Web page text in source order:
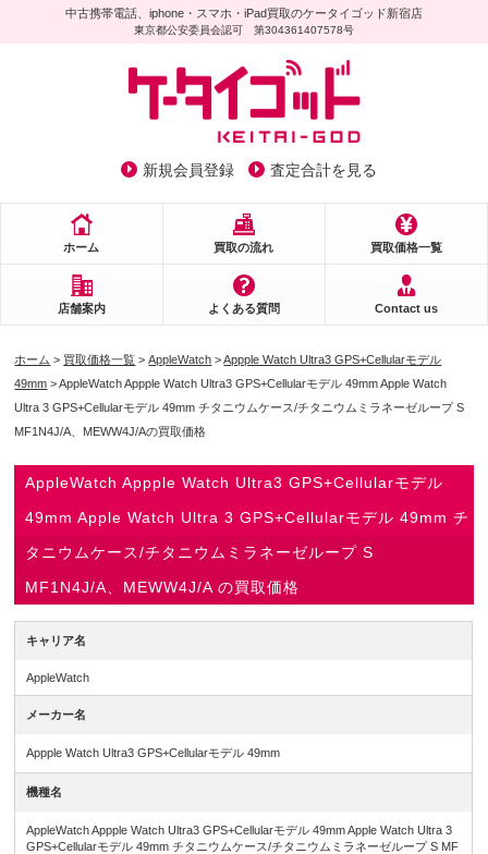
中古携帯電話、iphone・スマホ・iPad買取のケータイゴッド新宿店
東京都公安委員会認可 第304361407578号
新規会員登録 査定合計を見る
ホーム 買取の流れ 買取価格一覧
店舗案内 よくある質問 Contact us
ホーム > 買取価格一覧 >AppleWatch >Appple Watch Ultra3 GPS+Cellularモデル
49mm > AppleWatch Appple Watch Ultra3 GPS+Cellularモデル 49mm Apple Watch
Ultra 3 GPS+Cellularモデル 49mm チタニウムケース/チタニウムミラネーゼループ S
MF1N4J/A、MEWW4J/Aの買取価格
AppleWatch Appple Watch Ultra3 GPS+Cellularモデル
49mm Apple Watch Ultra 3 GPS+Cellularモデル 49mm チ
タニウムケース/チタニウムミラネーゼループ S
MF1N4J/A、MEWW4J/A の買取価格
キャリア名
AppleWatch
メーカー名
Appple Watch Ultra3 GPS+Cellularモデル 49mm
機種名
AppleWatch Appple Watch Ultra3 GPS+Cellularモデル 49mm Apple Watch Ultra 3
GPS+Cellularモデル 49mm チタニウムケース/チタニウムミラネーゼループ S MF